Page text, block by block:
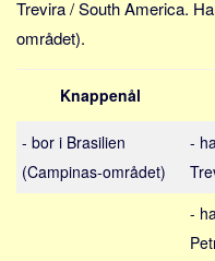
Tyrkiet
Spanien
Sverige
Norge
Trevira / South America.
området).
Knappenål
- bor i Brasilien
(Campinas-området)
-
-